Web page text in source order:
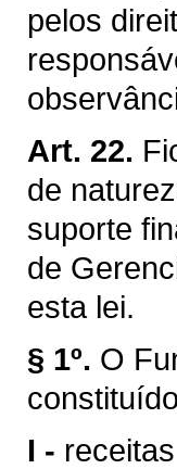
pelos
Art. 22.
de
suporte
de
esta lei.
§ 1º. O
I -